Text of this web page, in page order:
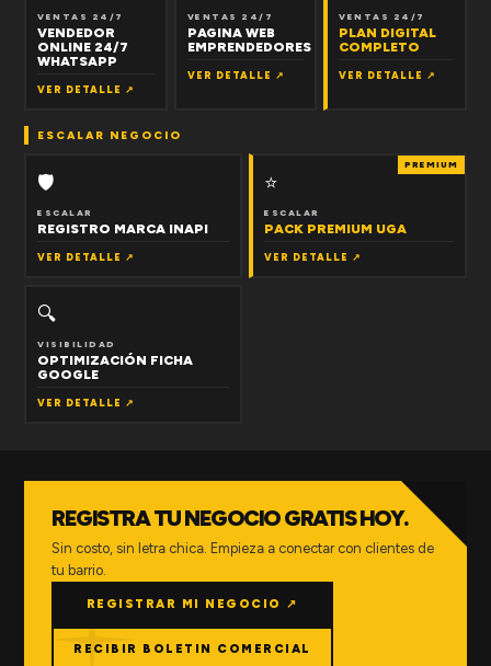
VENTAS 24/7
VENDEDOR
ONLINE 24/7
WHATSAPP
VER DETALLE ↗
VENTAS 24/7
PAGINA WEB
EMPRENDEDORES
VER DETALLE ↗
VENTAS 24/7
PLAN DIGITAL
COMPLETO
VER DETALLE ↗
ESCALAR NEGOCIO
🛡
ESCALAR
REGISTRO MARCA INAPI
VER DETALLE ↗
PREMIUM
⭐
ESCALAR
PACK PREMIUM UGA
VER DETALLE ↗
🔍
VISIBILIDAD
OPTIMIZACIÓN FICHA
GOOGLE
VER DETALLE ↗
REGISTRA TU NEGOCIO GRATIS HOY.
Sin costo, sin letra chica. Empieza a conectar con clientes de
tu barrio.
REGISTRAR MI NEGOCIO ↗
RECIBIR BOLETIN COMERCIAL